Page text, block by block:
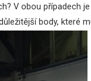
V obou případech
body, které